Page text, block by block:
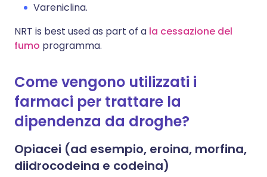
Vareniclina.
NRT is best used as part of a la cessazione del
fumo programma.
Come vengono utilizzati i
farmaci per trattare la
dipendenza da droghe?
Opiacei (ad esempio, eroina, morfina,
diidrocodeina e codeina)